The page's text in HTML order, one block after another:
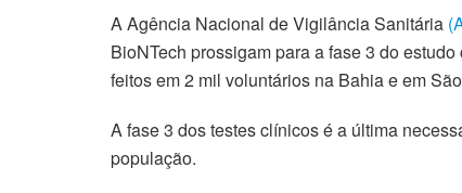
A Agência Nacional de Vigilância Sanitária
BioNTech prossigam para a fase 3 do
feitos em 2 mil voluntários na Bahia e em
A fase 3 dos testes clínicos é a última
população.